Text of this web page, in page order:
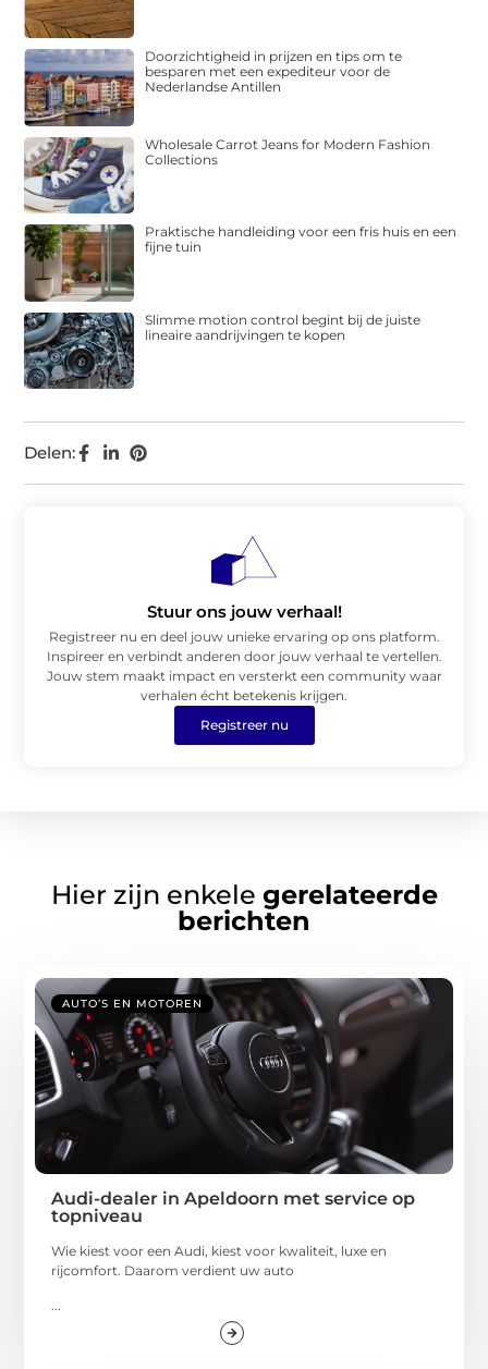
Delen:
Doorzichtigheid in prijzen en tips om te
besparen met een expediteur voor de
Nederlandse Antillen
Wholesale Carrot Jeans for Modern Fashion
Collections
Praktische handleiding voor een fris huis en een
fijne tuin
Slimme motion control begint bij de juiste
lineaire aandrijvingen te kopen
Stuur ons jouw verhaal!
Registreer nu en deel jouw unieke ervaring op ons platform.
Inspireer en verbindt anderen door jouw verhaal te vertellen.
Jouw stem maakt impact en versterkt een community waar
verhalen écht betekenis krijgen.
Registreer nu
Hier zijn enkele gerelateerde
berichten
AUTO’S EN MOTOREN
Audi-dealer in Apeldoorn met service op
topniveau
Wie kiest voor een Audi, kiest voor kwaliteit, luxe en
rijcomfort. Daarom verdient uw auto
...